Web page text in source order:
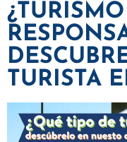
¿TURISMO
TURISTA